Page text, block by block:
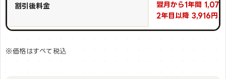
割引後料金
翌月から1年間
2年目以降 3,916円 /
※価格はすべて税込